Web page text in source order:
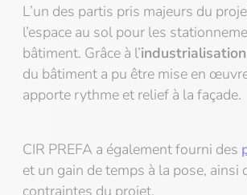
L’un des partis pris majeurs du
l’espace au sol pour les
bâtiment. Grâce à l’
du bâtiment a pu être mise en
apporte rythme et relief à la façade.
CIR PREFA a également fourni des
et un gain de temps à la pose, ainsi
contraintes du projet.